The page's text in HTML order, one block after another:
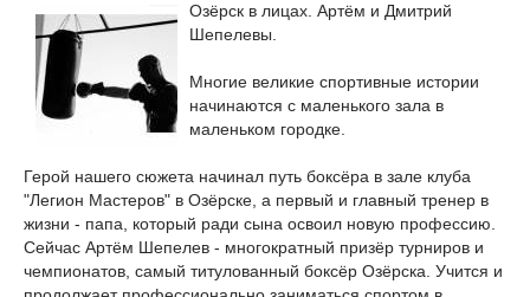
Озёрск в лицах. Артём и Дмитрий
Шепелевы.
Многие великие спортивные истории
начинаются с маленького зала в
маленьком городке.
Герой нашего сюжета начинал путь боксёра в зале клуба
"Легион Мастеров" в Озёрске, а первый и главный тренер в
жизни - папа, который ради сына освоил новую профессию.
Сейчас Артём Шепелев - многократный призёр турниров и
чемпионатов, самый титулованный боксёр Озёрска. Учится и